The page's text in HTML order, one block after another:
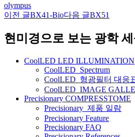
olympus
글
네
이전 글BX41-Bio다음 글BX51
현미경으로 보는 광학
CoolLED LED ILLUMINATION
CoolLED_Spectrum
CoolLED_형광필터 대응
CoolLED_IMAGE
Precisionary COMPRESSTOME
Precisionary_제품 일람
Precisionary Feature
Precisionary FAQ